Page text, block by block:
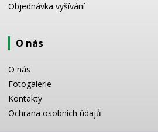
Objednávka vyšívání
O nás
O nás
Fotogalerie
Kontakty
Ochrana osobních údajů